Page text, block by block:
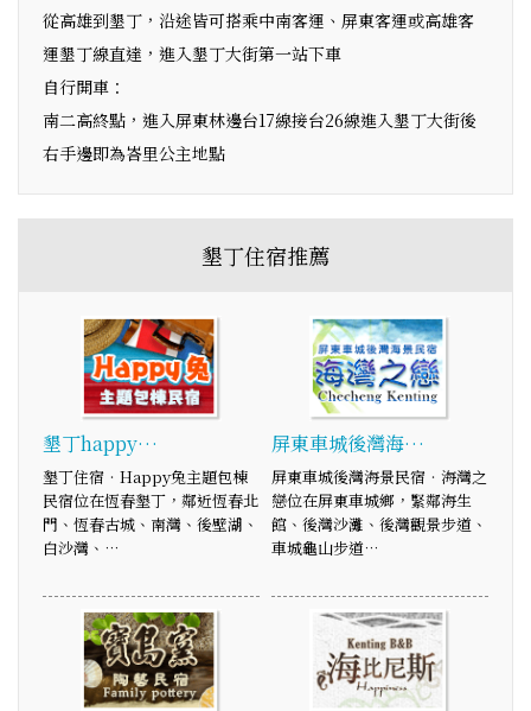
從高雄到墾丁，沿途皆可搭乘中南客運、屏東客運或高雄客
運墾丁線直達，進入墾丁大街第一站下車
自行開車：
南二高終點，進入屏東林邊台17線接台26線進入墾丁大街後
右手邊即為峇里公主地點
墾丁住宿推薦
墾丁happy…
墾丁住宿‧Happy兔主題包棟
民宿位在恆春墾丁，鄰近恆春北
門、恆春古城、南灣、後壁湖、
白沙灣、…
屏東車城後灣海…
屏東車城後灣海景民宿‧海灣之
戀位在屏東車城鄉，緊鄰海生
館、後灣沙灘、後灣觀景步道、
車城龜山步道…